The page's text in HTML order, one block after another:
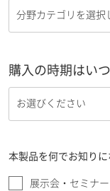
購入の時期はい
本製品を何でお知りに
展示会・セミナー